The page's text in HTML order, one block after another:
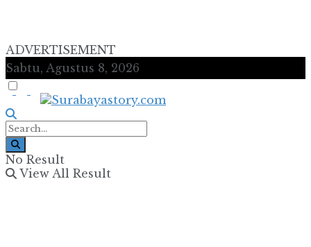
ADVERTISEMENT
Sabtu, Agustus 8, 2026
No Result
View All Result